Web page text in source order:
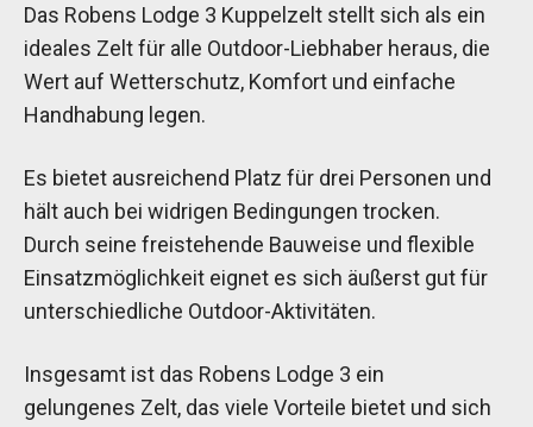
Das Robens Lodge 3 Kuppelzelt stellt sich als ein
ideales Zelt für alle Outdoor-Liebhaber heraus, die
Wert auf Wetterschutz, Komfort und einfache
Handhabung legen.
Es bietet ausreichend Platz für drei Personen und
hält auch bei widrigen Bedingungen trocken.
Durch seine freistehende Bauweise und flexible
Einsatzmöglichkeit eignet es sich äußerst gut für
unterschiedliche Outdoor-Aktivitäten.
Insgesamt ist das Robens Lodge 3 ein
gelungenes Zelt, das viele Vorteile bietet und sich